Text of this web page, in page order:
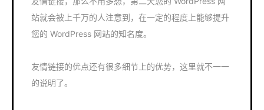
站就会被上千万的人注意到，在一定的程度上能够提升
您的 WordPress 网站的知名度。
友情链接的优点还有很多细节上的优势，这里就不一一
的说明了。